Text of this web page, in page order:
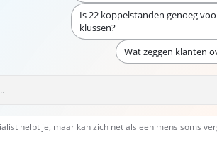
Is 22 koppelstanden genoeg
klussen?
Wat zeggen klanten
helpt je, maar kan zich net als een mens soms